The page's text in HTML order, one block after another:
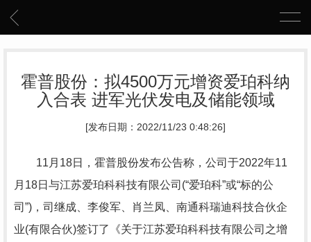
霍普股份：拟4500万元增资爱珀科纳
入合表 进军光伏发电及储能领域
[发布日期：2022/11/23 0:48:26]
11月18日，霍普股份发布公告称，公司于2022年11
月18日与江苏爱珀科科技有限公司(“爱珀科”或“标的公
司”)，司继成、李俊军、肖兰凤、南通科瑞迪科技合伙企
业(有限合伙)签订了《关于江苏爱珀科科技有限公司之增